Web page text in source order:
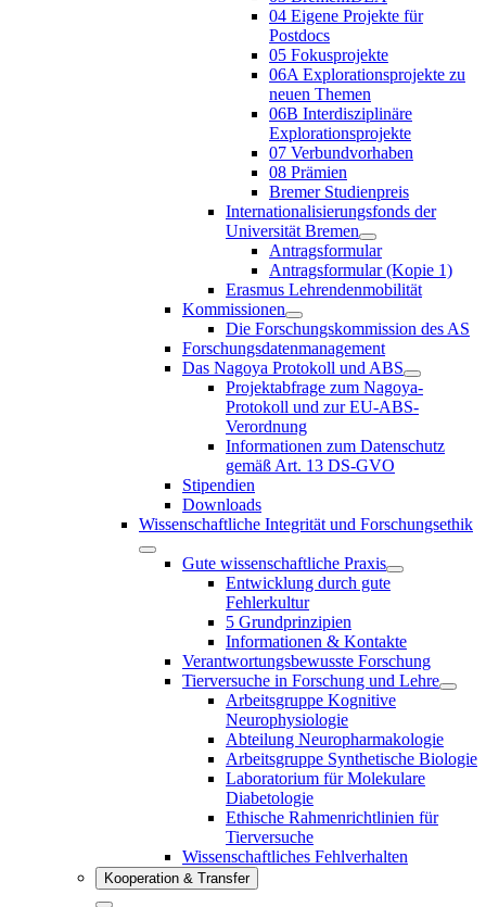
04 Eigene Projekte für
Postdocs
05 Fokusprojekte
06A Explorationsprojekte zu
neuen Themen
06B Interdisziplinäre
Explorationsprojekte
07 Verbundvorhaben
08 Prämien
Bremer Studienpreis
Internationalisierungsfonds der
Universität Bremen
Antragsformular
Antragsformular (Kopie 1)
Erasmus Lehrendenmobilität
Kommissionen
Die Forschungskommission des AS
Forschungsdatenmanagement
Das Nagoya Protokoll und ABS
Projektabfrage zum Nagoya-
Protokoll und zur EU-ABS-
Verordnung
Informationen zum Datenschutz
gemäß Art. 13 DS-GVO
Stipendien
Downloads
Wissenschaftliche Integrität und Forschungsethik
Gute wissenschaftliche Praxis
Entwicklung durch gute
Fehlerkultur
5 Grundprinzipien
Informationen & Kontakte
Verantwortungsbewusste Forschung
Tierversuche in Forschung und Lehre
Arbeitsgruppe Kognitive
Neurophysiologie
Abteilung Neuropharmakologie
Arbeitsgruppe Synthetische Biologie
Laboratorium für Molekulare
Diabetologie
Ethische Rahmenrichtlinien für
Tierversuche
Wissenschaftliches Fehlverhalten
Kooperation & Transfer